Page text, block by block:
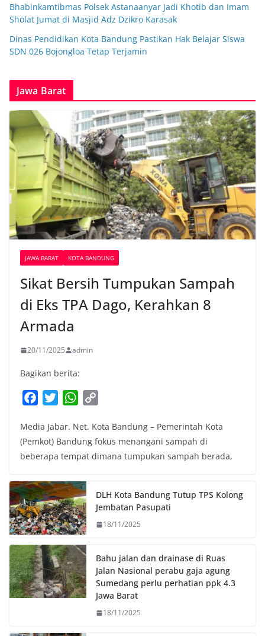
Bhabinkamtibmas Polsek Astanaanyar Jadi Khotib dan Imam
Sholat Jumat di Masjid Adz Dzikro Karasak
Dinas Pendidikan Kota Bandung Pastikan Hak Belajar Siswa
SDN 026 Bojongloa Tetap Terjamin
Jawa Barat
JAWA BARAT KOTA BANDUNG
Sikat Bersih Tumpukan Sampah
di Eks TPA Dago, Kerahkan 8
Armada
20/11/2025 admin
Bagikan berita:
c
e
b
o
k
i
t
t
r
W
a
t
s
p
p
p
y
L
n
k
Media Jabar. Net. Kota Bandung – Pemerintah Kota
(Pemkot) Bandung fokus menangani sampah di
beberapa tempat dimana tumpukan sampah berada,
DLH Kota Bandung Tutup TPS Kolong
Jembatan Pasupati
18/11/2025
Bahu jalan dan drainase di Ruas
Jalan Nasional perabu gaja agung
Sumedang perlu perhatian ppk 4.3
Jawa Barat
18/11/2025